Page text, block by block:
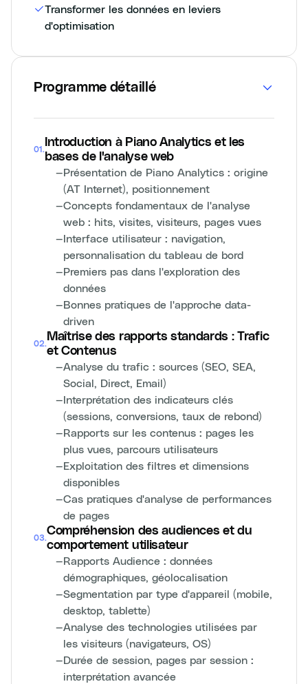
Transformer les données en leviers
d'optimisation
Programme détaillé
01 .
Introduction à Piano Analytics et les
bases de l'analyse web
—Présentation de Piano Analytics : origine
(AT Internet), positionnement
—Concepts fondamentaux de l'analyse
web : hits, visites, visiteurs, pages vues
—Interface utilisateur : navigation,
personnalisation du tableau de bord
—Premiers pas dans l'exploration des
données
—Bonnes pratiques de l'approche data-
driven
02.
Maîtrise des rapports standards : Trafic
et Contenus
—Analyse du trafic : sources (SEO, SEA,
Social, Direct, Email)
—Interprétation des indicateurs clés
(sessions, conversions, taux de rebond)
—Rapports sur les contenus : pages les
plus vues, parcours utilisateurs
—Exploitation des filtres et dimensions
disponibles
—Cas pratiques d'analyse de performances
de pages
03.
Compréhension des audiences et du
comportement utilisateur
—Rapports Audience : données
démographiques, géolocalisation
—Segmentation par type d'appareil (mobile,
desktop, tablette)
—Analyse des technologies utilisées par
les visiteurs (navigateurs, OS)
—Durée de session, pages par session :
interprétation avancée